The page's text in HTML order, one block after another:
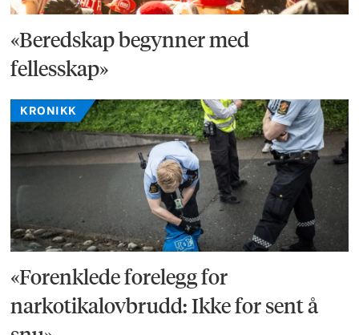
«Beredskap begynner med
fellesskap»
KRONIKK
«Forenklede forelegg for
narkotikalovbrudd: Ikke for sent å